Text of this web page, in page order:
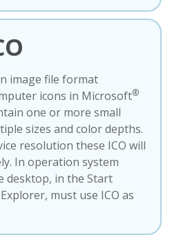
image file format
icons in Microsoft®
one or more small
sizes and color depths.
resolution these ICO will
In operation system
desktop, in the Start
must use ICO as